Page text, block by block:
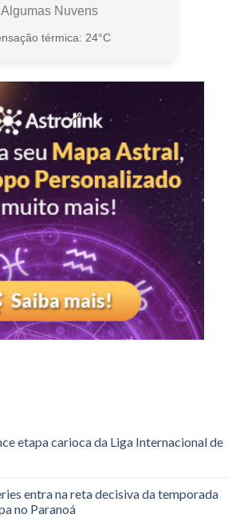
Algumas Nuvens
térmica: 24°C
etapa carioca da Liga Internacional de
entra na reta decisiva da temporada
no Paranoá